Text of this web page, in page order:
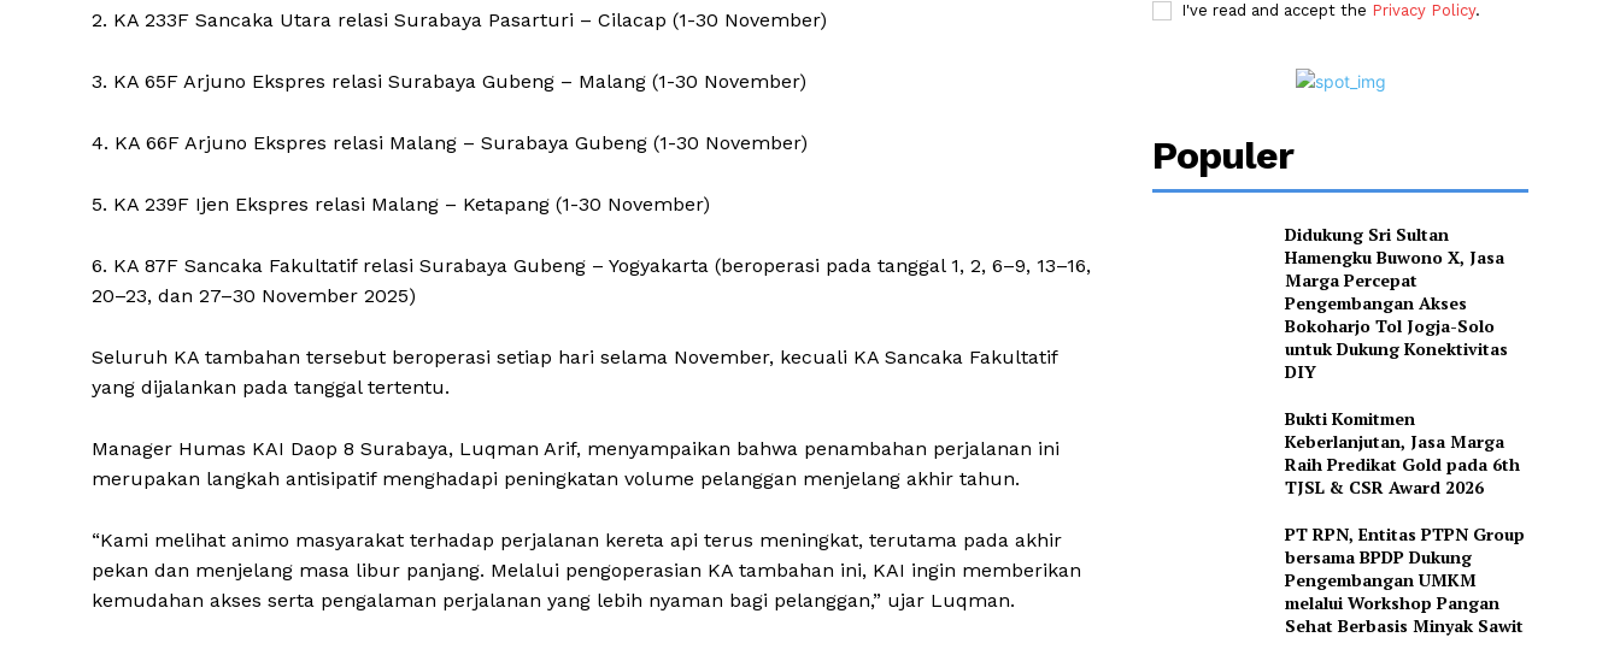
2. KA 233F Sancaka Utara relasi Surabaya Pasarturi – Cilacap (1-30 November)
3. KA 65F Arjuno Ekspres relasi Surabaya Gubeng – Malang (1-30 November)
4. KA 66F Arjuno Ekspres relasi Malang – Surabaya Gubeng (1-30 November)
5. KA 239F Ijen Ekspres relasi Malang – Ketapang (1-30 November)
6. KA 87F Sancaka Fakultatif relasi Surabaya Gubeng – Yogyakarta (beroperasi pada tanggal 1, 2, 6–9, 13–16,
20–23, dan 27–30 November 2025)
Seluruh KA tambahan tersebut beroperasi setiap hari selama November, kecuali KA Sancaka Fakultatif
yang dijalankan pada tanggal tertentu.
Manager Humas KAI Daop 8 Surabaya, Luqman Arif, menyampaikan bahwa penambahan perjalanan ini
merupakan langkah antisipatif menghadapi peningkatan volume pelanggan menjelang akhir tahun.
“Kami melihat animo masyarakat terhadap perjalanan kereta api terus meningkat, terutama pada akhir
pekan dan menjelang masa libur panjang. Melalui pengoperasian KA tambahan ini, KAI ingin memberikan
kemudahan akses serta pengalaman perjalanan yang lebih nyaman bagi pelanggan,” ujar Luqman.
I've read and accept the Privacy Policy.
Populer
Didukung Sri Sultan
Hamengku Buwono X, Jasa
Marga Percepat
Pengembangan Akses
Bokoharjo Tol Jogja-Solo
untuk Dukung Konektivitas
DIY
Bukti Komitmen
Keberlanjutan, Jasa Marga
Raih Predikat Gold pada 6th
TJSL & CSR Award 2026
PT RPN, Entitas PTPN Group
bersama BPDP Dukung
Pengembangan UMKM
melalui Workshop Pangan
Sehat Berbasis Minyak Sawit